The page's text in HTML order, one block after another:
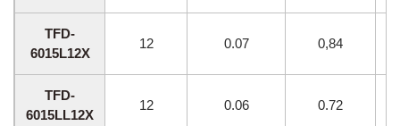
TFD-
6015L12X
12 0.07 0,84
TFD-
6015LL12X
12 0.06 0.72